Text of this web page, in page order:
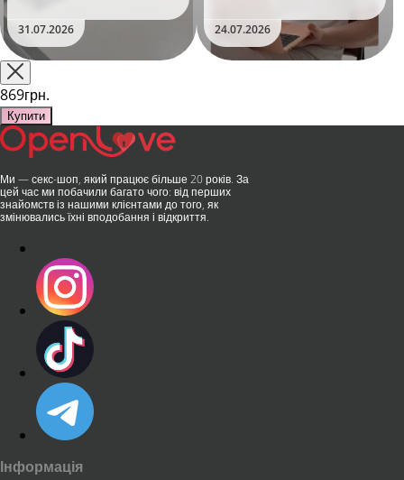
та вже встиг стати сенсацією
на міжнародній виставці API
Shanghai-2026!​LOVISS - це
поєднання унікальної естетики
та бездога..
31.07.2026
безшумні моторчики та
стильний дизайн перетворили
їх на гаджет, який багато хто
використовує, тестує у
24.07.2026
869грн.
Купити
Ми — секс-шоп, який працює більше 20 років. За
цей час ми побачили багато чого: від перших
знайомств із нашими клієнтами до того, як
змінювались їхні вподобання і відкриття.
Інформація